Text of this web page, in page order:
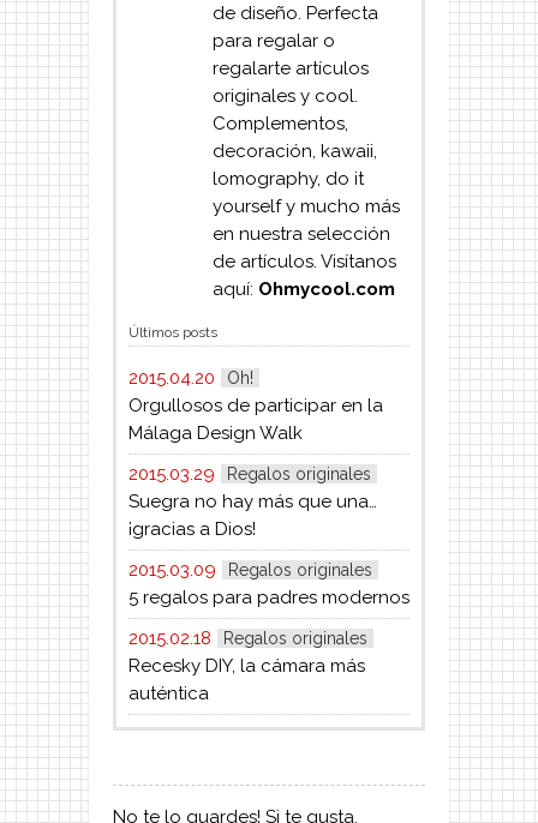
de diseño. Perfecta
para regalar o
regalarte artículos
originales y cool.
Complementos,
decoración, kawaii,
lomography, do it
yourself y mucho más
en nuestra selección
de artículos. Visítanos
aquí: Ohmycool.com
Últimos posts
2015.04.20 Oh!
Orgullosos de participar en la
Málaga Design Walk
2015.03.29
Regalos originales
Suegra no hay más que una…
¡gracias a Dios!
2015.03.09
Regalos originales
5 regalos para padres modernos
2015.02.18
Regalos originales
Recesky DIY, la cámara más
auténtica
No te lo guardes! Si te gusta,